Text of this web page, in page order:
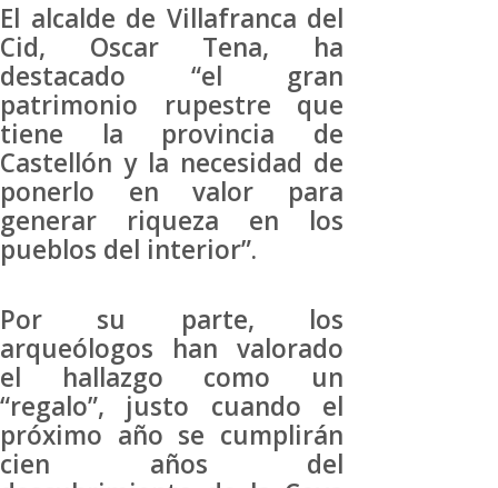
El alcalde de Villafranca del
Cid, Oscar Tena, ha
destacado “el gran
patrimonio rupestre que
tiene la provincia de
Castellón y la necesidad de
ponerlo en valor para
generar riqueza en los
pueblos del interior”.
Por su parte, los
arqueólogos han valorado
el hallazgo como un
“regalo”, justo cuando el
próximo año se cumplirán
cien años del